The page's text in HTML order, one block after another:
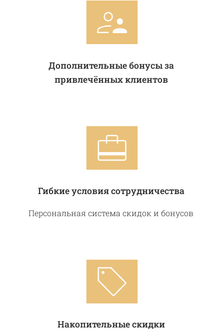
Дополнительные бонусы за
привлечённых клиентов
Гибкие условия сотрудничества
Персональная система скидок и бонусов
Накопительные скидки